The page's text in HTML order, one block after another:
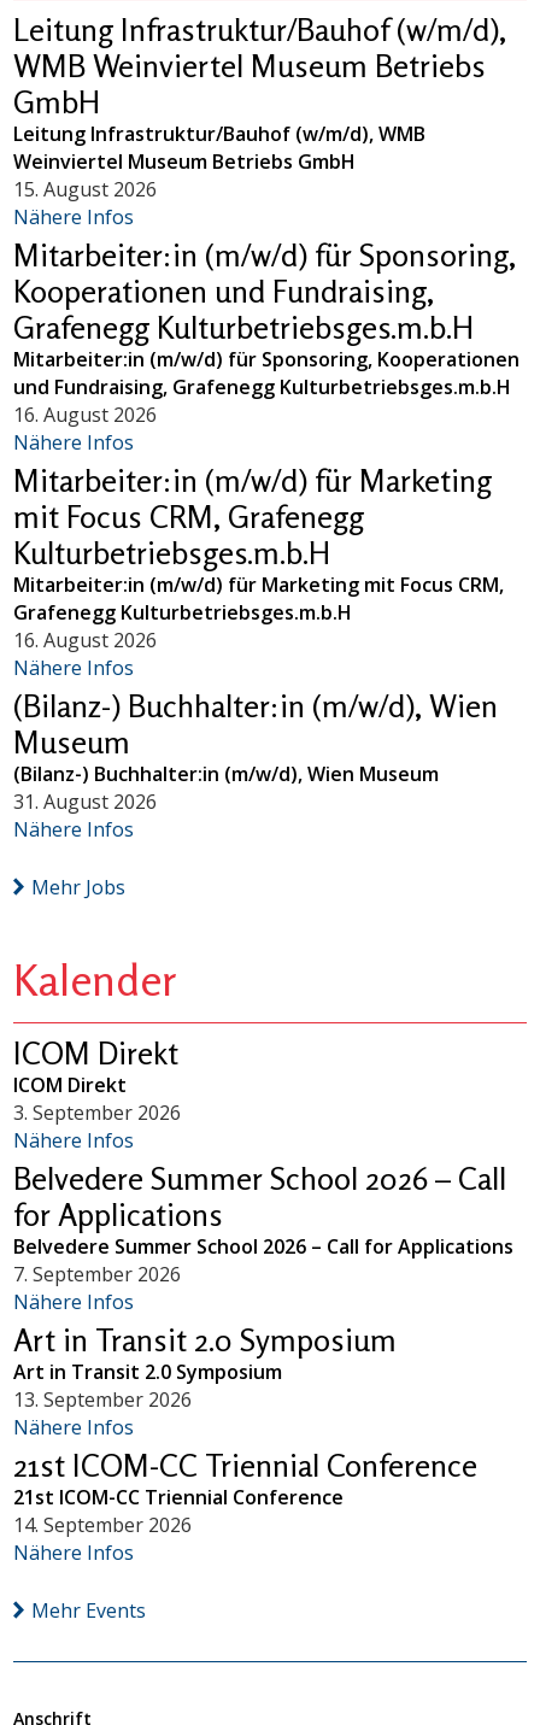
Leitung Infrastruktur/Bauhof (w/m/d),
WMB Weinviertel Museum Betriebs
GmbH
Leitung Infrastruktur/Bauhof (w/m/d), WMB
Weinviertel Museum Betriebs GmbH
15. August 2026
Nähere Infos
Mitarbeiter:in (m/w/d) für Sponsoring,
Kooperationen und Fundraising,
Grafenegg Kulturbetriebsges.m.b.H
Mitarbeiter:in (m/w/d) für Sponsoring, Kooperationen
und Fundraising, Grafenegg Kulturbetriebsges.m.b.H
16. August 2026
Nähere Infos
Mitarbeiter:in (m/w/d) für Marketing
mit Focus CRM, Grafenegg
Kulturbetriebsges.m.b.H
Mitarbeiter:in (m/w/d) für Marketing mit Focus CRM,
Grafenegg Kulturbetriebsges.m.b.H
16. August 2026
Nähere Infos
(Bilanz-) Buchhalter:in (m/w/d), Wien
Museum
(Bilanz-) Buchhalter:in (m/w/d), Wien Museum
31. August 2026
Nähere Infos
Mehr Jobs
Kalender
ICOM Direkt
ICOM Direkt
3. September 2026
Nähere Infos
Belvedere Summer School 2026 – Call
for Applications
Belvedere Summer School 2026 – Call for Applications
7. September 2026
Nähere Infos
Art in Transit 2.0 Symposium
Art in Transit 2.0 Symposium
13. September 2026
Nähere Infos
21st ICOM-CC Triennial Conference
21st ICOM-CC Triennial Conference
14. September 2026
Nähere Infos
Mehr Events
Anschrift